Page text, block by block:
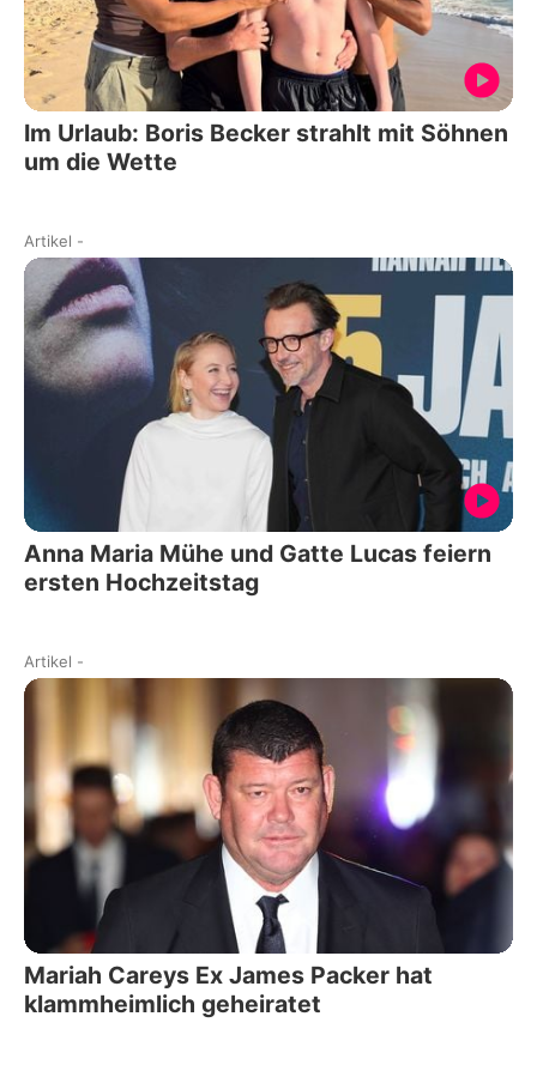
Im Urlaub: Boris Becker strahlt mit Söhnen
um die Wette
Artikel -
Anna Maria Mühe und Gatte Lucas feiern
ersten Hochzeitstag
Artikel -
Mariah Careys Ex James Packer hat
klammheimlich geheiratet